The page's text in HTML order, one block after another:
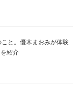
と。優木まおみが体験
紹介